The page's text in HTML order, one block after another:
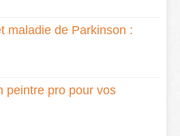
maladie de Parkinson :
peintre pro pour vos